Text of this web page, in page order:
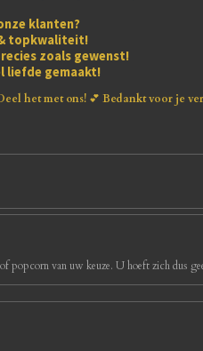
klanten?
topkwaliteit!
zoals gewenst!
liefde gemaakt!
het met ons! 💕 Bedankt voor je
van uw keuze. U hoeft zich dus